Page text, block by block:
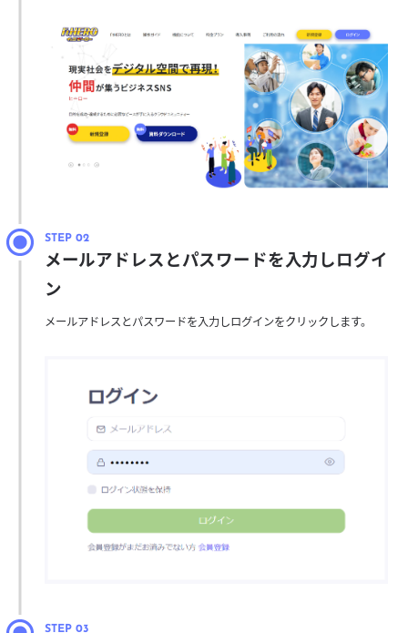
メールアドレスとパスワードを入力しログイ
ン
メールアドレスとパスワードを入力しログインをクリックします。